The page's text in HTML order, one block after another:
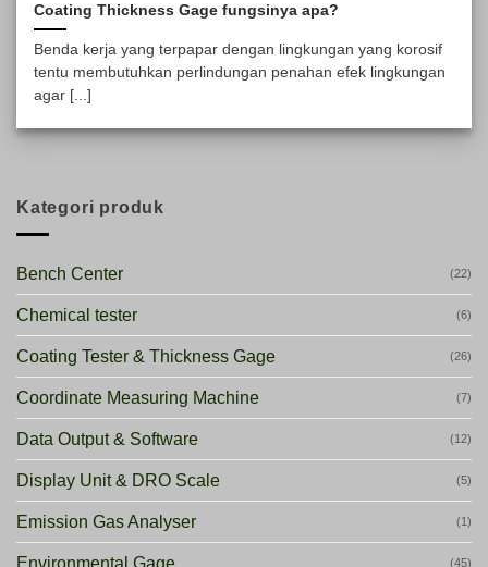
Kategori produk
Bench Center (22)
Chemical tester (6)
Coating Tester & Thickness Gage (26)
Coordinate Measuring Machine (7)
Data Output & Software (12)
Display Unit & DRO Scale (5)
Emission Gas Analyser (1)
Environmental Gage (45)
Coating Thickness Gage fungsinya apa?
Benda kerja yang terpapar dengan lingkungan yang korosif
tentu membutuhkan perlindungan penahan efek lingkungan
agar [...]